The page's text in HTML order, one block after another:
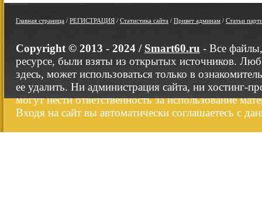
Главная страница / РЕГИСТРАЦИЯ / Статистика сайта / Привет админам / Статьи
Copyright © 2013 - 2024 / Smart60.ru - Все
ресурсе, были взяты из открытых источников.
здесь, может использоваться только в
ее удалить. Ни администрация сайта, ни хостинг-
могут нести ответственность за использование
Входя на сайт вы автоматически соглашаетесь с